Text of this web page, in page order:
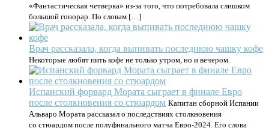
«Фантастическая четверка» из-за того, что потребовала слишком
большой гонорар. По словам […]
Врач рассказала, когда выпивать последнюю чашку кофе
Некоторые любят пить кофе не только утром, но и вечером.
Испанский форвард Мората сыграет в финале Евро
после столкновения со стюардом Капитан сборной Испании
Альваро Мората рассказал о последствиях столкновения
со стюардом после полуфинального матча Евро-2024. Его слова